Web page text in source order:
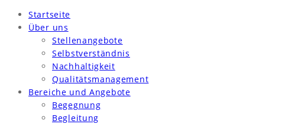
Startseite
Über uns
Stellenangebote
Selbstverständnis
Nachhaltigkeit
Qualitätsmanagement
Bereiche und Angebote
Begegnung
Begleitung